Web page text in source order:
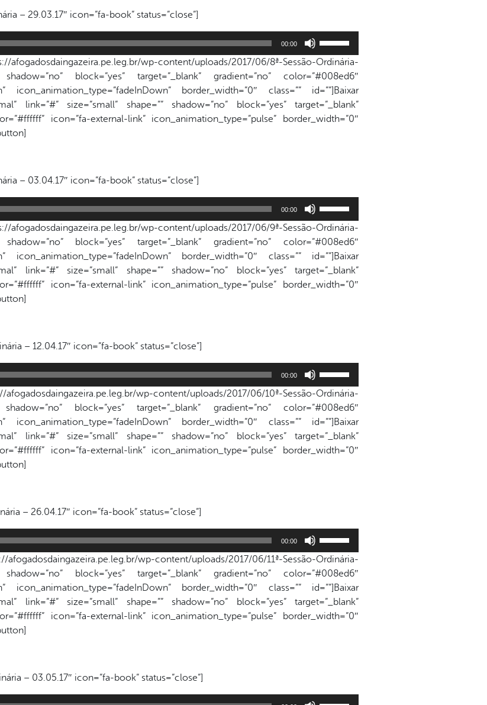
o
volume.
– 29.03.17″ icon=”fa-book” status=”close”]
00:00
setas
para
cima
ou
para
o
volume.
wp-content/uploads/2017/06/8ª-Sessão-Ordinária-
block=”yes” target=”_blank” gradient=”no” color=”#008ed6″
icon_animation_type=”fadeInDown” border_width=”0″ class=”” id=””]Baixar
link=”#” size=”small” shape=”” shadow=”no” block=”yes” target=”_blank”
icon=”fa-external-link” icon_animation_type=”pulse” border_width=”0″
– 03.04.17″ icon=”fa-book” status=”close”]
00:00
setas
para
cima
ou
para
o
volume.
wp-content/uploads/2017/06/9ª-Sessão-Ordinária-
block=”yes” target=”_blank” gradient=”no” color=”#008ed6″
icon_animation_type=”fadeInDown” border_width=”0″ class=”” id=””]Baixar
link=”#” size=”small” shape=”” shadow=”no” block=”yes” target=”_blank”
icon=”fa-external-link” icon_animation_type=”pulse” border_width=”0″
– 12.04.17″ icon=”fa-book” status=”close”]
00:00
setas
para
cima
ou
para
o
volume.
wp-content/uploads/2017/06/10ª-Sessão-Ordinária-
block=”yes” target=”_blank” gradient=”no” color=”#008ed6″
icon_animation_type=”fadeInDown” border_width=”0″ class=”” id=””]Baixar
link=”#” size=”small” shape=”” shadow=”no” block=”yes” target=”_blank”
icon=”fa-external-link” icon_animation_type=”pulse” border_width=”0″
– 26.04.17″ icon=”fa-book” status=”close”]
00:00
setas
para
cima
ou
para
wp-content/uploads/2017/06/11ª-Sessão-Ordinária-
block=”yes” target=”_blank” gradient=”no” color=”#008ed6″
icon_animation_type=”fadeInDown” border_width=”0″ class=”” id=””]Baixar
link=”#” size=”small” shape=”” shadow=”no” block=”yes” target=”_blank”
icon=”fa-external-link” icon_animation_type=”pulse” border_width=”0″
– 03.05.17″ icon=”fa-book” status=”close”]